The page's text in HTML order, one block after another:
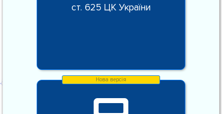
ст. 625 ЦК України